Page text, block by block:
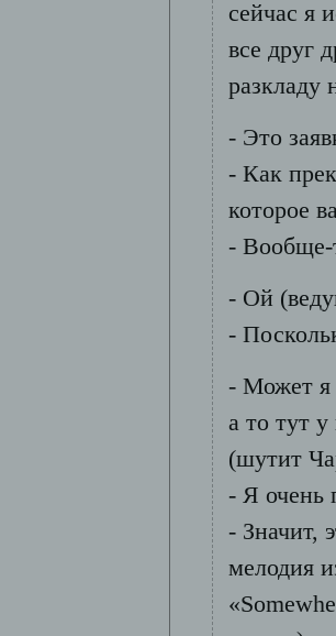
сейчас я
все друг
разкладу
- Это
- Как
которое
- Вообще-
- Ой
-
- Может я
а то тут
(шутит
- Я очень
- Значит,
мелодия